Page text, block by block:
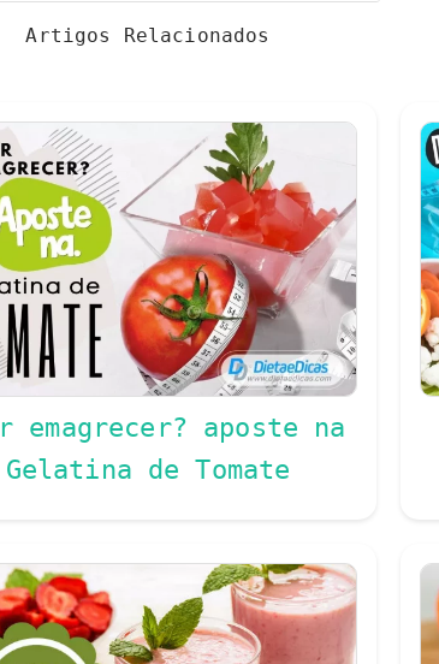
Artigos Relacionados
emagrecer? aposte na
Gelatina de Tomate